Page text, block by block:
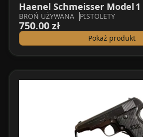
Haenel Schmeisser Model
BROŃ UŻYWANA PISTOLETY
750.00 zł
Pokaż produkt